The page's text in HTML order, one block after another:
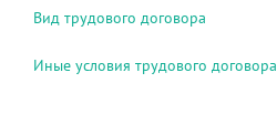
Вид трудового договора
Иные условия трудового договора